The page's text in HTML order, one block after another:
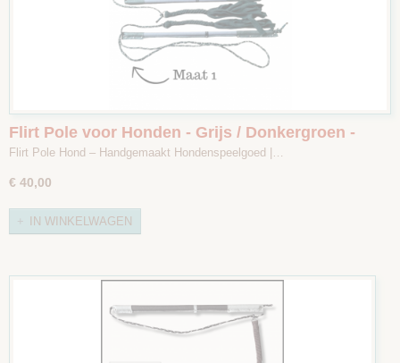
Flirt Pole voor Honden - Grijs / Donkergroen -
Maat 1
Flirt Pole Hond – Handgemaakt Hondenspeelgoed |…
€ 40,00
IN WINKELWAGEN